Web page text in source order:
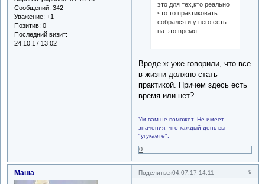
Сообщений: 342
Уважение: +1
Позитив: 0
Последний визит:
24.10.17 13:02
это для тех,кто реально
что то практиковать
собрался и у него есть
на это время...
Вроде ж уже говорили, что все
в жизни должно стать
практикой. Причем здесь есть
время или нет?
Ум вам не поможет. Не имеет
значения, что каждый день вы
"угукаете".
0
Поделиться 9
04.07.17 14:11
Маша